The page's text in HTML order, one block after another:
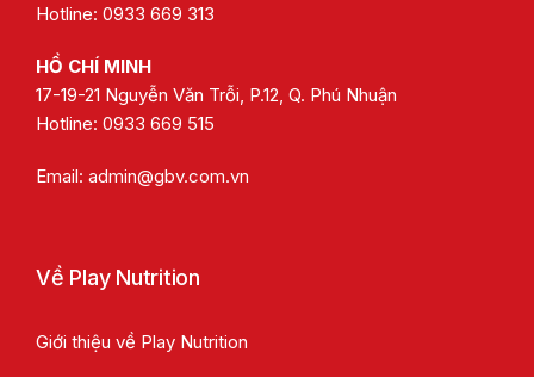
Hotline: 0933 669 313
HỒ CHÍ MINH
17-19-21 Nguyễn Văn Trỗi, P.12, Q. Phú Nhuận
Hotline: 0933 669 515
Email: admin@gbv.com.vn
Về Play Nutrition
Giới thiệu về Play Nutrition